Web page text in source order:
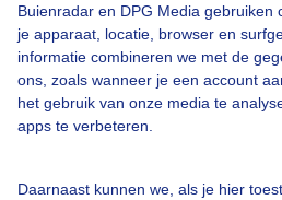
Buienradar en DPG Media gebruiken
je apparaat, locatie, browser en
informatie combineren we met de
ons, zoals wanneer je een account
het gebruik van onze media te
apps te verbeteren.
Daarnaast kunnen we, als je hier
Appels Herfst Zon
Bekijk slideshow